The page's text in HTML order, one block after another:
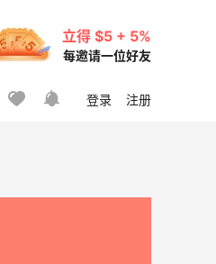
立得 $5 + 5%
每邀请一位好友
登录 注册